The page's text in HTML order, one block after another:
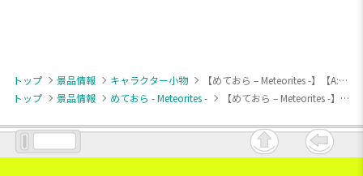
トップ 景品情報 キャラクター小物
【めておら – Meteorites -】【A:心音】めておら – Meteorites – ちびぐるみ
トップ
景品情報 めておら - Meteorites - 【めておら – Meteorites -】【A:心音】めておら – Meteorites – ちびぐるみ